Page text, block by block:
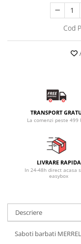
Cod
TRANSPORT
La comenzi peste 499
LIVRARE RAPIDA
In 24-48h direct acasa
easybox
Descriere
Saboti barbati